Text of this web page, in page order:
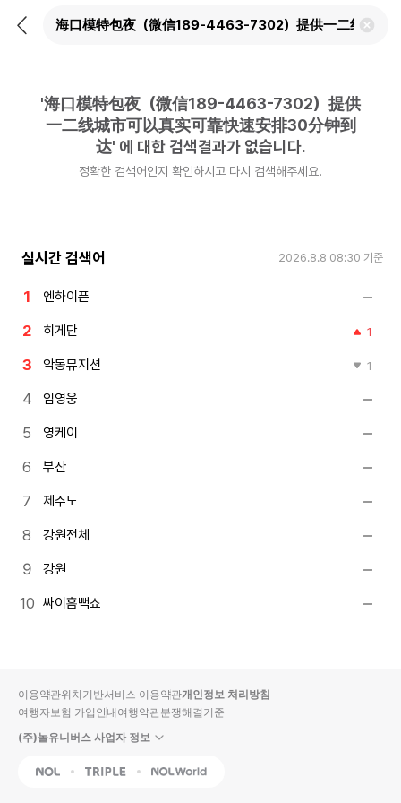
뒤
검
'海口模特包夜（微信189-4463-7302）提供
一二线城市可以真实可靠快速安排30分钟到
达' 에 대한 검색결과가 없습니다.
정확한 검색어인지 확인하시고 다시 검색해주세요.
실시간 검색어 2026.8.8 08:30 기준
엔하이픈
히게단 1
악동뮤지션 1
임영웅
영케이
부산
제주도
강원전체
강원
싸이흠뻑쇼
이용약관위치기반서비스 이용약관개인정보 처리방침
여행자보험 가입안내여행약관분쟁해결기준
(주)놀유니버스 사업자 정보
NOL Triple Interpark Global